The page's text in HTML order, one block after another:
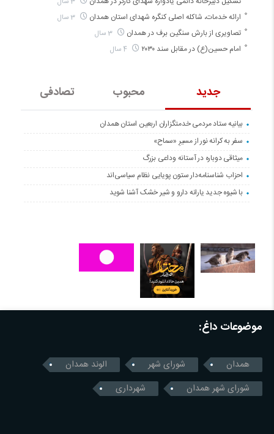
جدید محبوب تصادفی
بیانیه ستاد مردمی خدمتگزاران اربعین استان همدان
سفر به کرانه‌ نور از مسیرِ «سماح»
میثاقی دوباره در آستانه‌ وداعی بزرگ
احزاب شناسنامه‌دار ستون پویایی نظام سیاسی‌اند
با شیوه جدید یارانه دارو و شیر خشک آشنا شوید
ارائه خدمات، شاکله اصلی کنگره شهدای استان همدان 3 سال
تصاویری از بارش سنگین برف در همدان 3 سال
امام حسین(ع) در مقابل سند ۲۰۳۰
موضوعات داغ:
همدان شورای شهر
الوند همدان
شورای شهر همدان
شهرداری